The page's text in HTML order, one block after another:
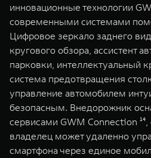
инновационные технологии
современными системами
Цифровое зеркало заднего
кругового обзора, ассистент
парковки, интеллектуальный
система предотвращения
управление автомобилем
безопасным. Внедорожник
сервисами GWM Connection
владелец может удаленно
смартфона через единое